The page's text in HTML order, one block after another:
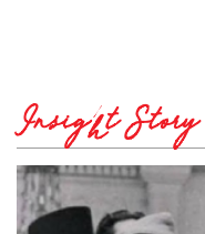
Insight Story